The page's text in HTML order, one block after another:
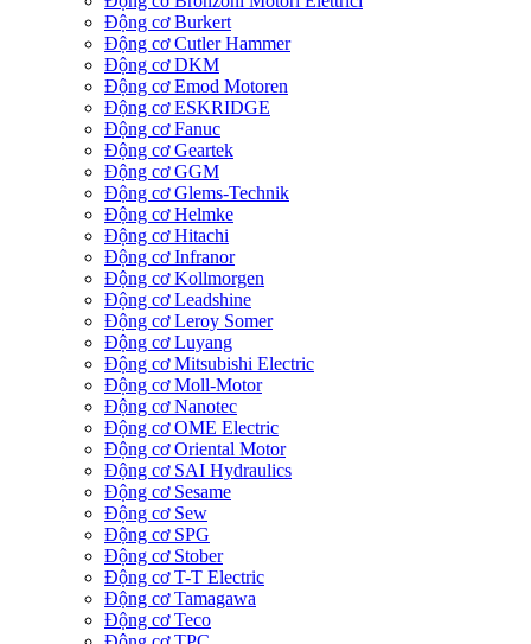
Động cơ Burkert
Động cơ Cutler Hammer
Động cơ DKM
Động cơ Emod Motoren
Động cơ ESKRIDGE
Động cơ Fanuc
Động cơ Geartek
Động cơ GGM
Động cơ Glems-Technik
Động cơ Helmke
Động cơ Hitachi
Động cơ Infranor
Động cơ Kollmorgen
Động cơ Leadshine
Động cơ Leroy Somer
Động cơ Luyang
Động cơ Mitsubishi Electric
Động cơ Moll-Motor
Động cơ Nanotec
Động cơ OME Electric
Động cơ Oriental Motor
Động cơ SAI Hydraulics
Động cơ Sesame
Động cơ Sew
Động cơ SPG
Động cơ Stober
Động cơ T-T Electric
Động cơ Tamagawa
Động cơ Teco